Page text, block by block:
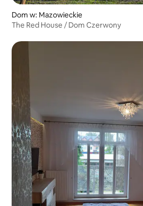
Dom w: Mazowieckie
The Red House / Dom Czerwony